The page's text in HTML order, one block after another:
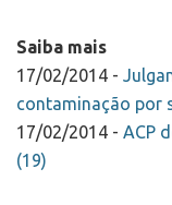
Saiba mais
17/02/2014 -
contaminação por
17/02/2014 - ACP
(19)